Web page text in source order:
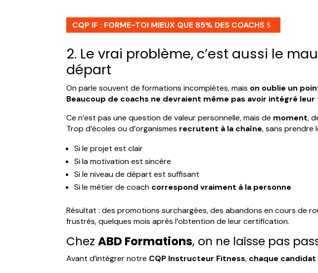
CQP IF : FORME-TOI MIEUX QUE 85% DES COACHS
2. Le vrai problème, c’est aussi le
départ
On parle souvent de formations incomplètes, mais on oublie un
Beaucoup de coachs ne devraient même pas avoir intégré
Ce n’est pas une question de valeur personnelle, mais de moment,
Trop d’écoles ou d’organismes recrutent à la chaîne, sans prendre
Si le projet est clair
Si la motivation est sincère
Si le niveau de départ est suffisant
Si le métier de coach correspond vraiment à la personne
Résultat : des promotions surchargées, des abandons en cours de
frustrés, quelques mois après l’obtention de leur certification.
ChezABD Formations, on ne laisse pas
Avant d’intégrer notre CQP Instructeur Fitness, chaque